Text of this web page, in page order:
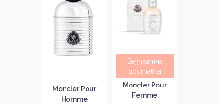
Moncler Pour
Homme
Безплатна
доставка
Moncler Pour
Femme